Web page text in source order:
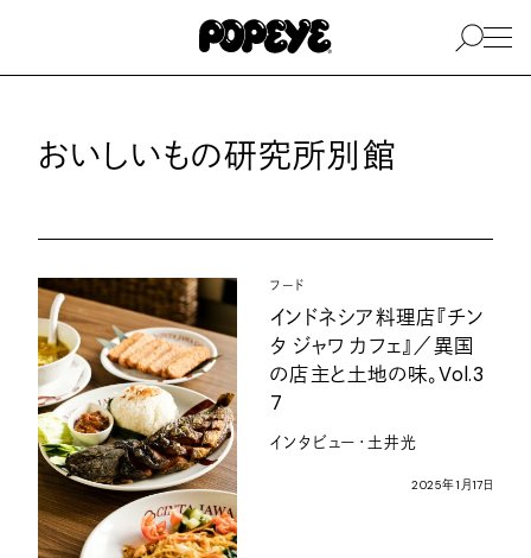
おいしいもの研究所別館
フード
インドネシア料理店『チン
タ ジャワ カフェ』／異国
の店主と土地の味。Vol.3
7
インタビュー・土井光
2025年1 月17日